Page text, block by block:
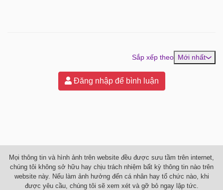
Sắp xếp theo Mới nhất
Đăng nhập để bình luận
Mọi thông tin và hình ảnh trên website đều được sưu tầm trên internet,
chúng tôi không sở hữu hay chịu trách nhiệm bất kỳ thông tin nào trên
website này. Nếu làm ảnh hưởng đến cá nhân hay tổ chức nào, khi
được yêu cầu, chúng tôi sẽ xem xét và gỡ bỏ ngay lập tức.